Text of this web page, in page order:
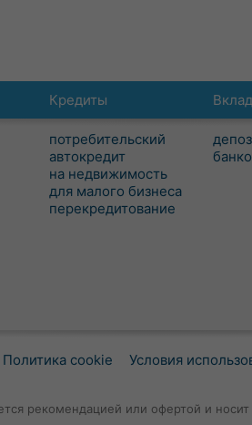
Кредиты
потребительский
автокредит
на недвижимость
для малого бизнеса
перекредитование
Политика cookie Условия
рекомендацией или офертой и